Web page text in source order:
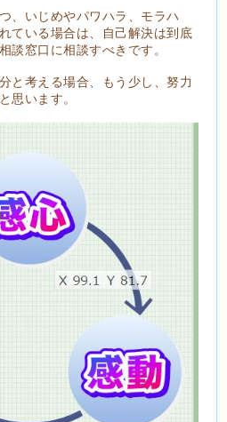
、いじめやパワハラ、モラハ
ている場合は、自己解決は到底
談窓口に相談すべきです。
と考える場合、もう少し、努力
思います。